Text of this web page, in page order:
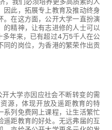
此，拓展专上教育及推动终身
在这方面，公开大学一直扮演
精神，让有志进修的人士可以
年来，已有超过4万5千人在公
同的岗位，为香港的繁荣作出贡
学亦因应社会不断转变的需
源，体现开放及遥距教育的特
系列免费网上课程，让生活繁忙
距教育的好处。无远弗届的互